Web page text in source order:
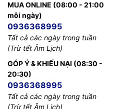
MUA ONLINE (08:00 - 21:00
mỗi ngày)
0936368995
Tất cả các ngày trong tuần
(Trừ tết Âm Lịch)
GÓP Ý & KHIẾU NẠI (08:30 -
20:30)
0936368995
Tất cả các ngày trong tuần
(Trừ tết Âm Lịch)